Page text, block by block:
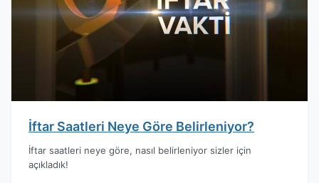
İftar Saatleri Neye Göre Belirleniyor?
İftar saatleri neye göre, nasıl belirleniyor sizler için
açıkladık!